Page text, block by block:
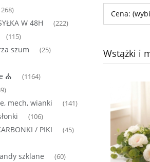
W 48H (222)
(115)
szum (25)
⛪ (1164)
mech, wianki (141)
(106)
/ PIKI (45)
szklane (60)
Cena:
Wstążki i